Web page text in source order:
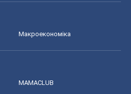
Макроекономіка
MAMACLUB